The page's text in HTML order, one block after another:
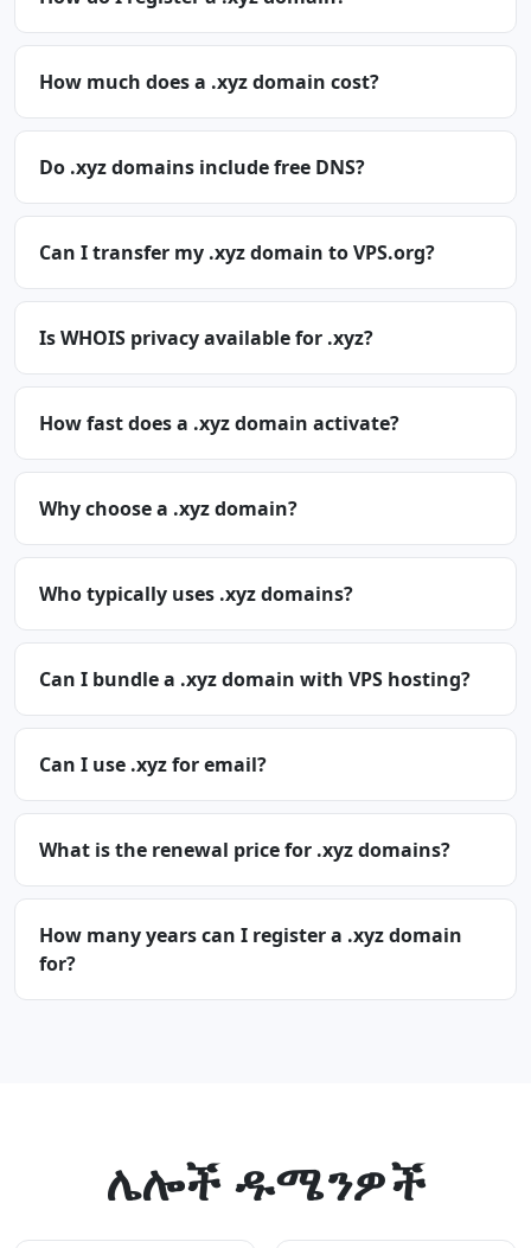
How much does a .xyz domain cost?
Do .xyz domains include free DNS?
Can I transfer my .xyz domain to VPS.org?
Is WHOIS privacy available for .xyz?
How fast does a .xyz domain activate?
Why choose a .xyz domain?
Who typically uses .xyz domains?
Can I bundle a .xyz domain with VPS hosting?
Can I use .xyz for email?
What is the renewal price for .xyz domains?
How many years can I register a .xyz domain
for?
ሌሎች ዱሜንዎች